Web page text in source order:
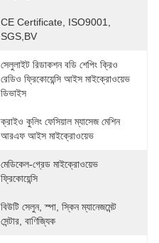
CE Certificate, ISO9001,
SGS,BV
সেলুলাইট রিডাকশন বডি শেপিং ক্রিও
রেডিও ফ্রিকোয়েন্সি আইস মাইক্রোওয়েভ
ডিভাইস
ক্রাইও কুলিং ফেসিয়াল ম্যাসেজ মেশিন
আরএফ আইস মাইক্রোওয়েভ
মেডিকেল-গ্রেড মাইক্রোওয়েভ
ফ্রিকোয়েন্সি
বিউটি সেলুন, স্পা, স্কিন ম্যানেজমেন্ট
সেন্টার, বাণিজ্যিক